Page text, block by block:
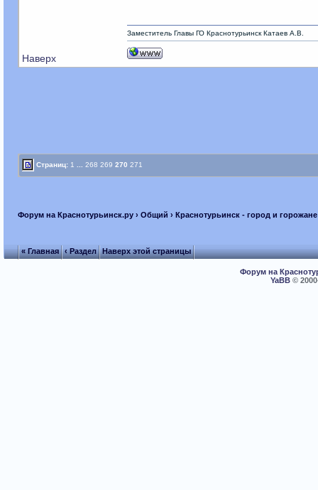
Наверх
Заместитель Главы ГО Краснотурьинск Катаев А.В.
Страниц: 1 268 269 270 271
Форум на Краснотурьинск.ру› Общий › Краснотурьинск - город и горожане
« Главная ‹ Раздел Наверх этой страницы
Форум на
YaBB©